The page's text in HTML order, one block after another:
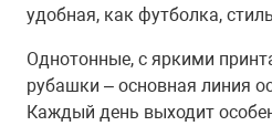
удобная, как футболка,
Однотонные, с яркими
рубашки – основная линия
Каждый день выходит